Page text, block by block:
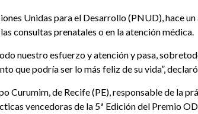
Unidas para el Desarrollo (PNUD), hace
consultas prenatales o en la atención médica.
nuestro esfuerzo y atención y pasa,
que podría ser lo más feliz de su vida”,
Curumim, de Recife (PE), responsable de la
vencedoras de la 5ª Edición del Premio